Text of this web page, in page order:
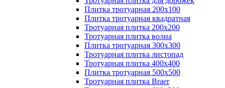
Плитка тротуарная 200х100
Плитка тротуарная квадратная
Тротуарная плитка 200х200
Тротуарная плитка волна
Плитка тротуарная 300х300
Тротуарная плитка листопад
Тротуарная плитка 400х400
Плитка тротуарная 500x500
Тротуарная плитка Braer